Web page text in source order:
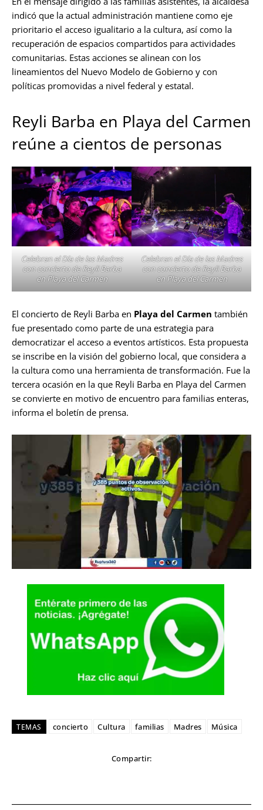
indicó que la actual administración mantiene como eje
prioritario el acceso igualitario a la cultura, así como la
recuperación de espacios compartidos para actividades
comunitarias. Estas acciones se alinean con los
lineamientos del Nuevo Modelo de Gobierno y con
políticas promovidas a nivel federal y estatal.
Reyli Barba en Playa del Carmen
reúne a cientos de personas
Celebran el Día de las Madres
con concierto de Reyli Barba
en Playa del Carmen
Celebran el Día de las Madres
con concierto de Reyli Barba
en Playa del Carmen
El concierto de Reyli Barba en Playa del Carmen también
fue presentado como parte de una estrategia para
democratizar el acceso a eventos artísticos. Esta propuesta
se inscribe en la visión del gobierno local, que considera a
la cultura como una herramienta de transformación. Fue la
tercera ocasión en la que Reyli Barba en Playa del Carmen
se convierte en motivo de encuentro para familias enteras,
informa el boletín de prensa.
TEMAS concierto Cultura familias Madres Música
Compartir: